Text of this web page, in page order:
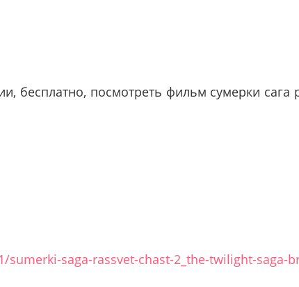
бесплатно, посмотреть фильм сумерки сага
saga-rassvet-chast-2_the-twilight-saga-